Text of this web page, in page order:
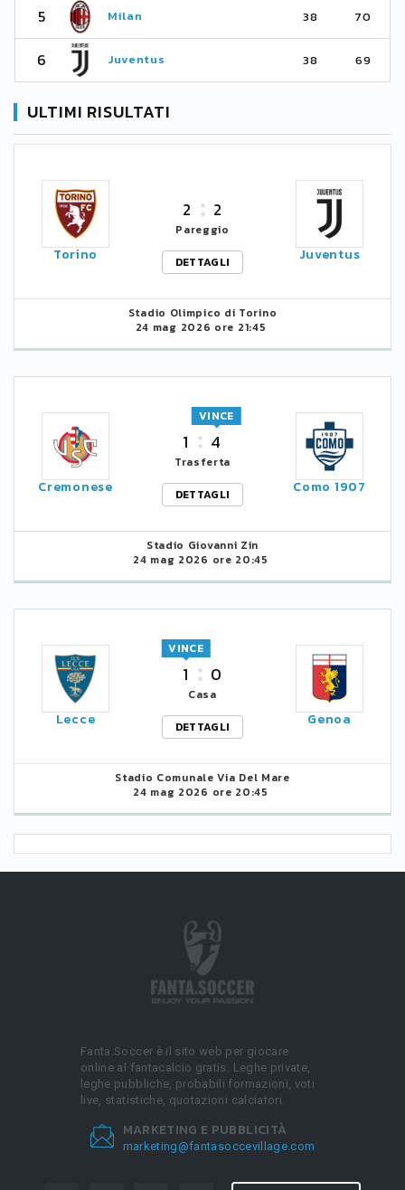
5 Milan 38 70
6 Juventus 38 69
ULTIMI RISULTATI
Torino
2 2
Pareggio
DETTAGLI
Juventus
Stadio Olimpico di Torino
24 mag 2026 ore 21:45
Cremonese
1 4
VINCE
Trasferta
DETTAGLI
Como 1907
Stadio Giovanni Zin
24 mag 2026 ore 20:45
Lecce
1
VINCE
0
Casa
DETTAGLI
Genoa
Stadio Comunale Via Del Mare
24 mag 2026 ore 20:45
Fanta.Soccer è il sito web per giocare
online al fantacalcio gratis. Leghe private,
leghe pubbliche, probabili formazioni, voti
live, statistiche, quotazioni calciatori.
MARKETING E PUBBLICITÀ
marketing@fantasoccevillage.com